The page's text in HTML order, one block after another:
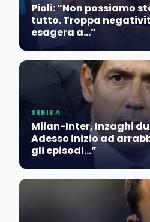
Pioli: “Non possiamo
tutto. Troppa
esagera a…”
SERIE A
Milan-Inter, Inzaghi
Adesso inizio ad
gli episodi…”